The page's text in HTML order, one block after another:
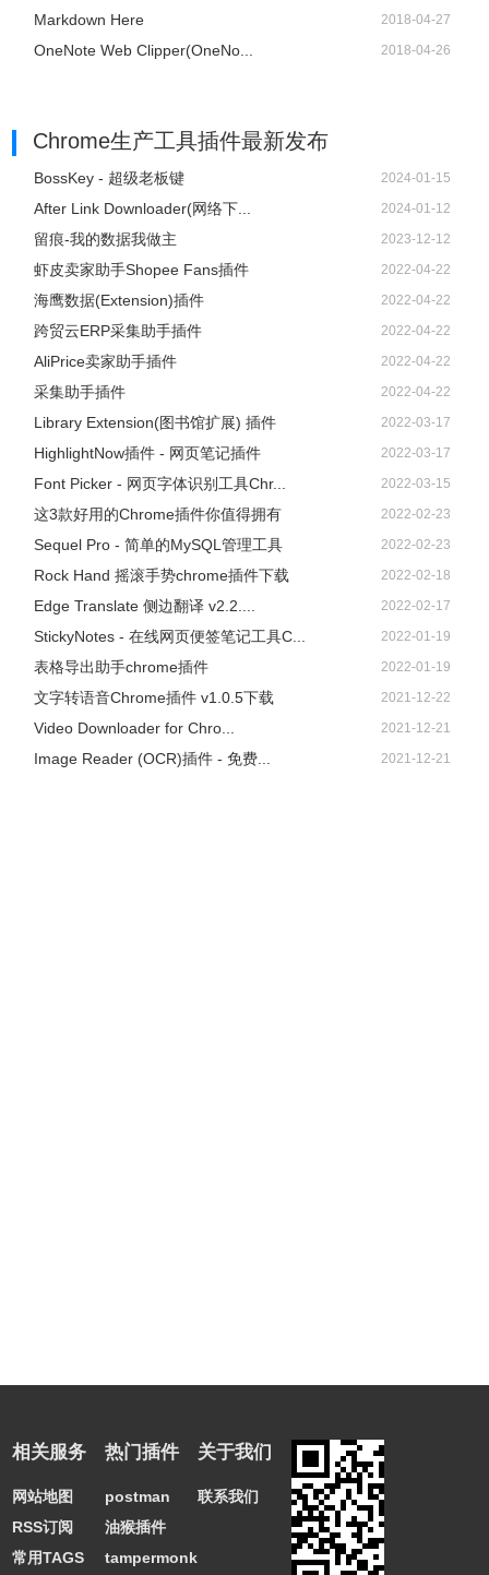
Markdown Here 2018-04-27
OneNote Web Clipper(OneNo... 2018-04-26
Chrome生产工具插件最新发布
BossKey - 超级老板键 2024-01-15
After Link Downloader(网络下... 2024-01-12
留痕-我的数据我做主 2023-12-12
虾皮卖家助手Shopee Fans插件 2022-04-22
海鹰数据(Extension)插件 2022-04-22
跨贸云ERP采集助手插件 2022-04-22
AliPrice卖家助手插件 2022-04-22
采集助手插件 2022-04-22
Library Extension(图书馆扩展) 插件 2022-03-17
HighlightNow插件 - 网页笔记插件 2022-03-17
Font Picker - 网页字体识别工具Chr... 2022-03-15
这3款好用的Chrome插件你值得拥有 2022-02-23
Sequel Pro - 简单的MySQL管理工具 2022-02-23
Rock Hand 摇滚手势chrome插件下载 2022-02-18
Edge Translate 侧边翻译 v2.2.... 2022-02-17
StickyNotes - 在线网页便签笔记工具C... 2022-01-19
表格导出助手chrome插件 2022-01-19
文字转语音Chrome插件 v1.0.5下载 2021-12-22
Video Downloader for Chro... 2021-12-21
Image Reader (OCR)插件 - 免费... 2021-12-21
相关服务
网站地图
RSS订阅
常用TAGS
热门插件
postman
油猴插件
tampermonkey
关于我们
联系我们